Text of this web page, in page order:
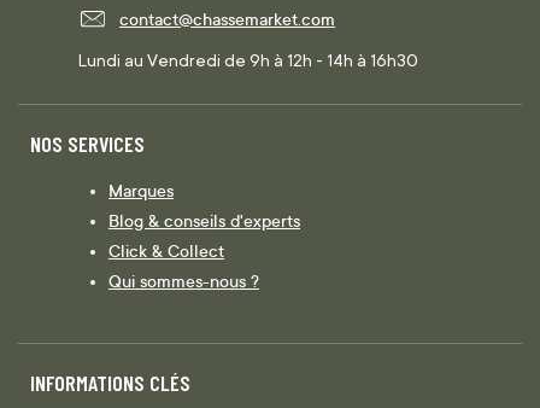
contact@chassemarket.com
Lundi au Vendredi de 9h à 12h - 14h à 16h30
NOS SERVICES
Marques
Blog & conseils d'experts
Click & Collect
Qui sommes-nous ?
INFORMATIONS CLÉS